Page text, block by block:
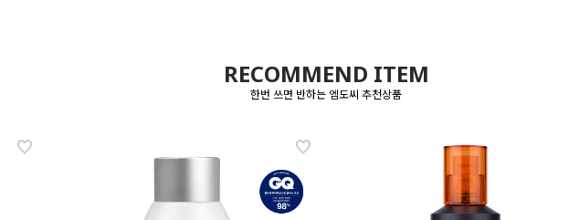
RECOMMEND ITEM
한번 쓰면 반하는 엠도씨 추천상품